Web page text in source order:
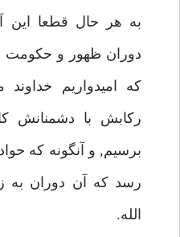
به هر حال قطعا اين
دوران ظهور و حكومت
كه اميدواريم
ركابش با دشمنانش
برسيم, و آنگونه كه
رسد كه آن دوران به
الله.